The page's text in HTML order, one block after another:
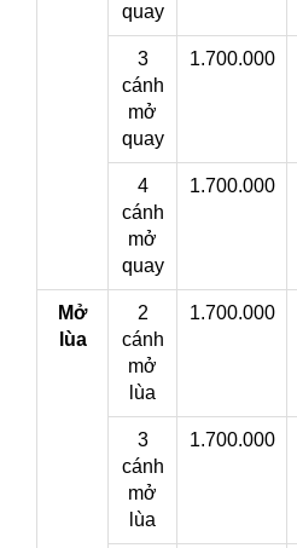
quay
3
cánh
mở
quay
1.700.000
4
cánh
mở
quay
1.700.000
Mở
lùa
2
cánh
mở
lùa
1.700.000
3
cánh
mở
lùa
1.700.000